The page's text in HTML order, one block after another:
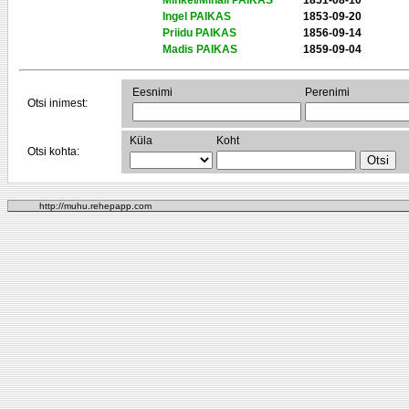
Ingel PAIKAS
1853-09-20
Priidu PAIKAS
1856-09-14
Madis PAIKAS
1859-09-04
Otsi inimest:
Eesnimi Perenimi
Otsi kohta:
Küla Koht
http://muhu.rehepapp.com